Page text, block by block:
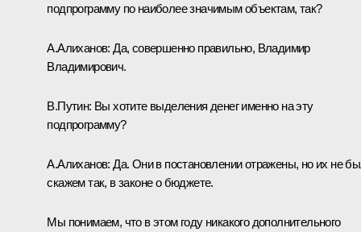
подпрограмму по наиболее значимым объектам, так?
А.Алиханов: Да, совершенно правильно, Владимир
Владимирович.
В.Путин: Вы хотите выделения денег именно на эту
подпрограмму?
А.Алиханов: Да. Они в постановлении отражены, но их не
скажем так, в законе о бюджете.
Мы понимаем, что в этом году никакого дополнительного